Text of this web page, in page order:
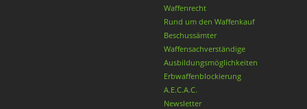
Waffenrecht
Rund um den Waffenkauf
Beschussämter
Waffensachverständige
Ausbildungsmöglichkeiten
Erbwaffenblockierung
A.E.C.A.C.
Newsletter